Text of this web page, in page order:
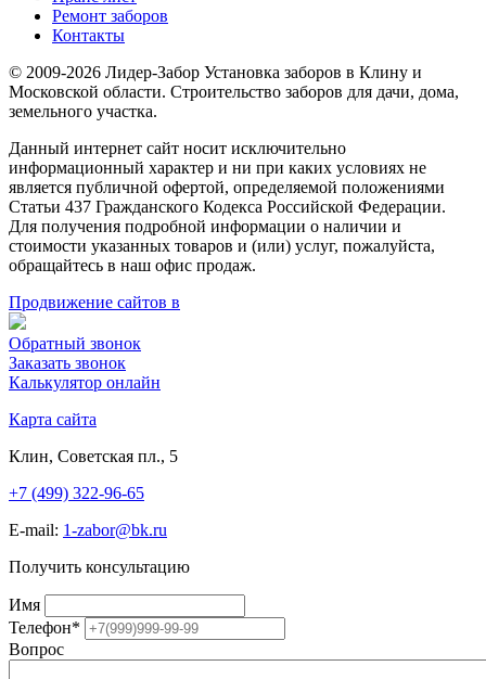
Ремонт заборов
Контакты
© 2009-2026 Лидер-Забор Установка заборов в Клину и
Московской области. Строительство заборов для дачи, дома,
земельного участка.
Данный интернет сайт носит исключительно
информационный характер и ни при каких условиях не
является публичной офертой, определяемой положениями
Статьи 437 Гражданского Кодекса Российской Федерации.
Для получения подробной информации о наличии и
стоимости указанных товаров и (или) услуг, пожалуйста,
обращайтесь в наш офис продаж.
Продвижение сайтов в
Обратный звонок
Заказать звонок
Калькулятор онлайн
Карта сайта
Клин, Советская пл., 5
+7 (499) 322-96-65
E-mail: 1-zabor@bk.ru
Получить консультацию
Имя
Телефон*
Вопрос